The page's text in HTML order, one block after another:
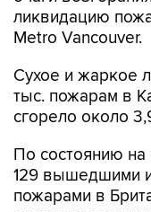
Сухое и жаркое
сгорело около
По состоянию на
пожарами в
других